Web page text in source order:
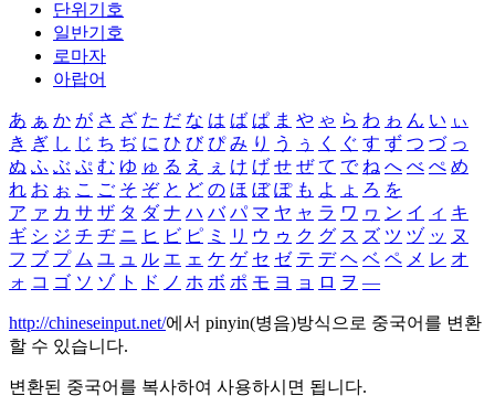
단위기호
일반기호
로마자
아랍어
あ ぁ か が さ ざ た だ な は ば ぱ ま や ゃ ら わ ゎ ん い ぃ
き ぎ し じ ち ぢ に ひ び ぴ み り う ぅ く ぐ す ず つ づ っ
ぬ ふ ぶ ぷ む ゆ ゅ る え ぇ け げ せ ぜ て で ね へ べ ぺ め
れ お ぉ こ ご そ ぞ と ど の ほ ぼ ぽ も よ ょ ろ を
ア ァ カ サ ザ タ ダ ナ ハ バ パ マ ヤ ャ ラ ワ ヮ ン イ ィ キ
ギ シ ジ チ ヂ ニ ヒ ビ ピ ミ リ ウ ゥ ク グ ス ズ ツ ヅ ッ ヌ
フ ブ プ ム ユ ュ ル エ ェ ケ ゲ セ ゼ テ デ ヘ ベ ペ メ レ オ
ォ コ ゴ ソ ゾ ト ド ノ ホ ボ ポ モ ヨ ョ ロ ヲ ―
http://chineseinput.net/에서 pinyin(병음)방식으로 중국어를 변환
할 수 있습니다.
변환된 중국어를 복사하여 사용하시면 됩니다.